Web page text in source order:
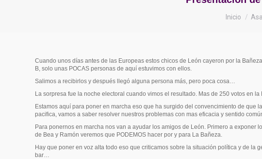
Inicio
Cuando unos días antes de las Europeas estos chicos de León cayeron por la
B, solo unas POCAS personas de aquí estuvimos con ellos.
Salimos a recibirlos y después llegó alguna persona más, pero poca cosa…
La sorpresa fue la noche electoral cuando vimos el resultado. Mas de 250 votos en
Estamos aquí para poner en marcha eso que ha surgido del convencimiento de que
pacifica, vamos a saber resolver nuestros problemas con mas eficacia y sentido
Para ponernos en marcha nos van a ayudar los amigos de León. Primero a exponer
de Bea y Ramón veremos que PODEMOS hacer por y para La Bañeza.
Hay que poner en voz alta todo eso que criticamos sobre la situación política y de la
bar…